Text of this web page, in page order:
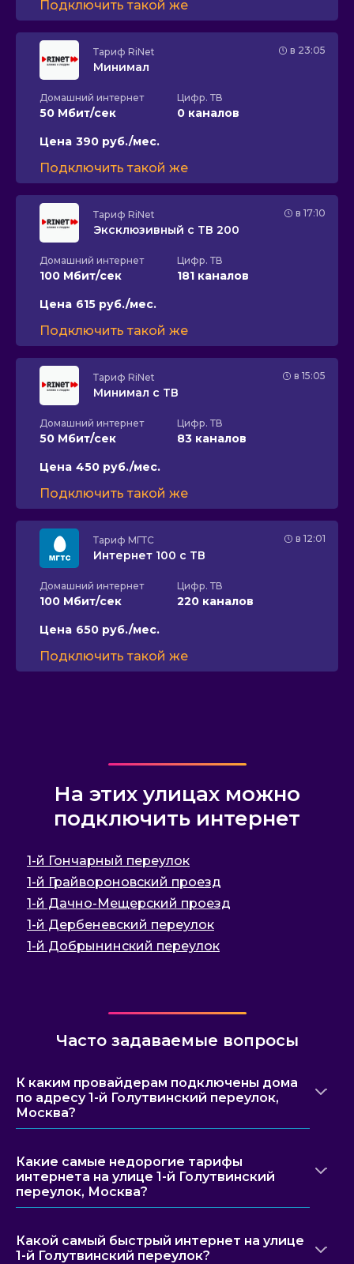
Подключить такой же
в 23:05
Тариф RiNet
Минимал
Домашний интернет
50 Мбит/сек
Цифр. ТВ
0 каналов
Цена 390 руб./мес.
Подключить такой же
в 17:10
Тариф RiNet
Эксклюзивный с ТВ 200
Домашний интернет
100 Мбит/сек
Цифр. ТВ
181 каналов
Цена 615 руб./мес.
Подключить такой же
в 15:05
Тариф RiNet
Минимал с ТВ
Домашний интернет
50 Мбит/сек
Цифр. ТВ
83 каналов
Цена 450 руб./мес.
Подключить такой же
в 12:01
Тариф МГТС
Интернет 100 с ТВ
Домашний интернет
100 Мбит/сек
Цифр. ТВ
220 каналов
Цена 650 руб./мес.
Подключить такой же
На этих улицах можно
подключить интернет
1-й Гончарный переулок
1-й Грайвороновский проезд
1-й Дачно-Мещерский проезд
1-й Дербеневский переулок
1-й Добрынинский переулок
Часто задаваемые вопросы
К каким провайдерам подключены дома
по адресу 1-й Голутвинский переулок,
Москва?
Какие самые недорогие тарифы
интернета на улице 1-й Голутвинский
переулок, Москва?
Какой самый быстрый интернет на улице
1-й Голутвинский переулок?